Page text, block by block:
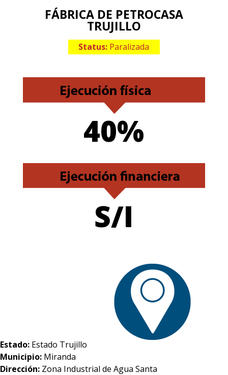
FÁBRICA DE PETROCASA
TRUJILLO
Status: Paralizada
40%
S/I
Estado: Estado Trujillo
Municipio: Miranda
Dirección: Zona Industrial de Agua Santa